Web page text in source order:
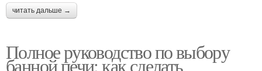
читать дальше →
Полное руководство по выбору
банной печи: как сделать